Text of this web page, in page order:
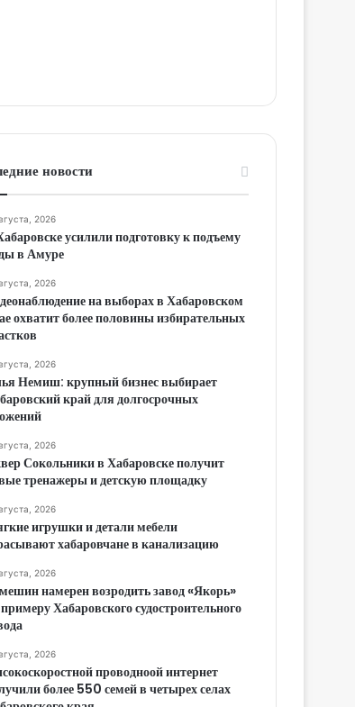
новости
2026
усилили подготовку к подъему
в Амуре
2026
на выборах в Хабаровском
охватит более половины избирательных
2026
Немиш: крупный бизнес выбирает
край для долгосрочных
2026
Сокольники в Хабаровске получит
тренажеры и детскую площадку
2026
игрушки и детали мебели
хабаровчане в канализацию
2026
намерен возродить завод «Якорь»
Хабаровского судостроительного
2026
проводноой интернет
более 550 семей в четырех селах